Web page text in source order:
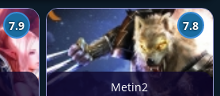
7.9 7.8
Metin2